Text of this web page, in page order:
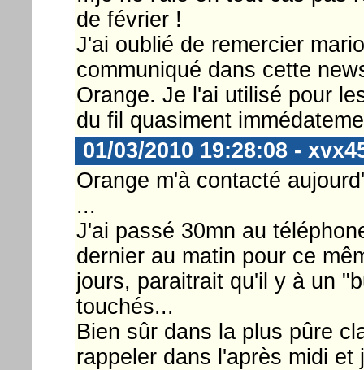
de février !
J'ai oublié de remercier
communiqué dans cette
Orange. Je l'ai utilisé pour
du fil quasiment
01/03/2010 19:28:08 -
Orange m'à contacté
...
J'ai passé 30mn au
dernier au matin pour ce
jours, paraitrait qu'il y à un
touchés...
Bien sûr dans la plus pûre
rappeler dans l'après midi